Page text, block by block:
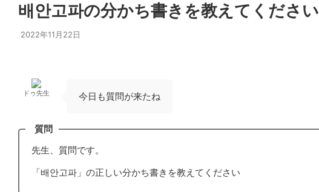
배안고파の分かち書きを教えてください
2022年11月22日
ドゥ先生 今日も質問が来たね
質問
先生、質問です。
「배안고파」の正しい分かち書きを教えてください